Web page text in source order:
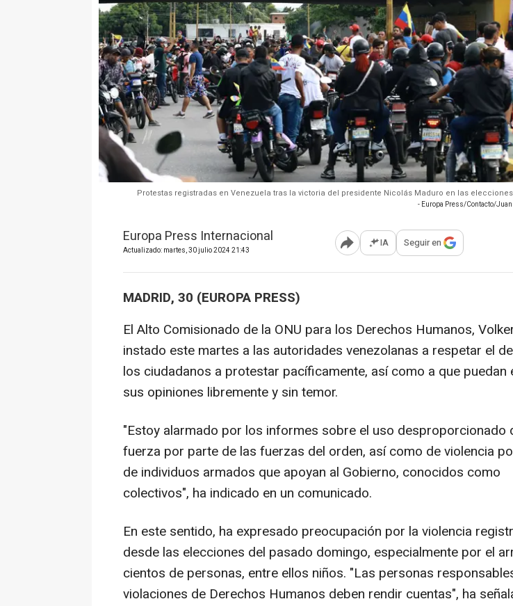
Protestas registradas en Venezuela tras la victoria del presidente Nicolás Maduro en las
- Europa Press/Contacto/
Europa Press Internacional
Actualizado: martes, 30 julio 2024 21:43 Abrir opciones para compartir
IA Seguir en
MADRID, 30 (EUROPA PRESS)
El Alto Comisionado de la ONU para los Derechos Humanos,
instado este martes a las autoridades venezolanas a respetar el
los ciudadanos a protestar pacíficamente, así como a que puedan
sus opiniones libremente y sin temor.
"Estoy alarmado por los informes sobre el uso desproporcionado
fuerza por parte de las fuerzas del orden, así como de violencia
de individuos armados que apoyan al Gobierno, conocidos como
colectivos", ha indicado en un comunicado.
En este sentido, ha expresado preocupación por la violencia
desde las elecciones del pasado domingo, especialmente por el
cientos de personas, entre ellos niños. "Las personas
violaciones de Derechos Humanos deben rendir cuentas", ha